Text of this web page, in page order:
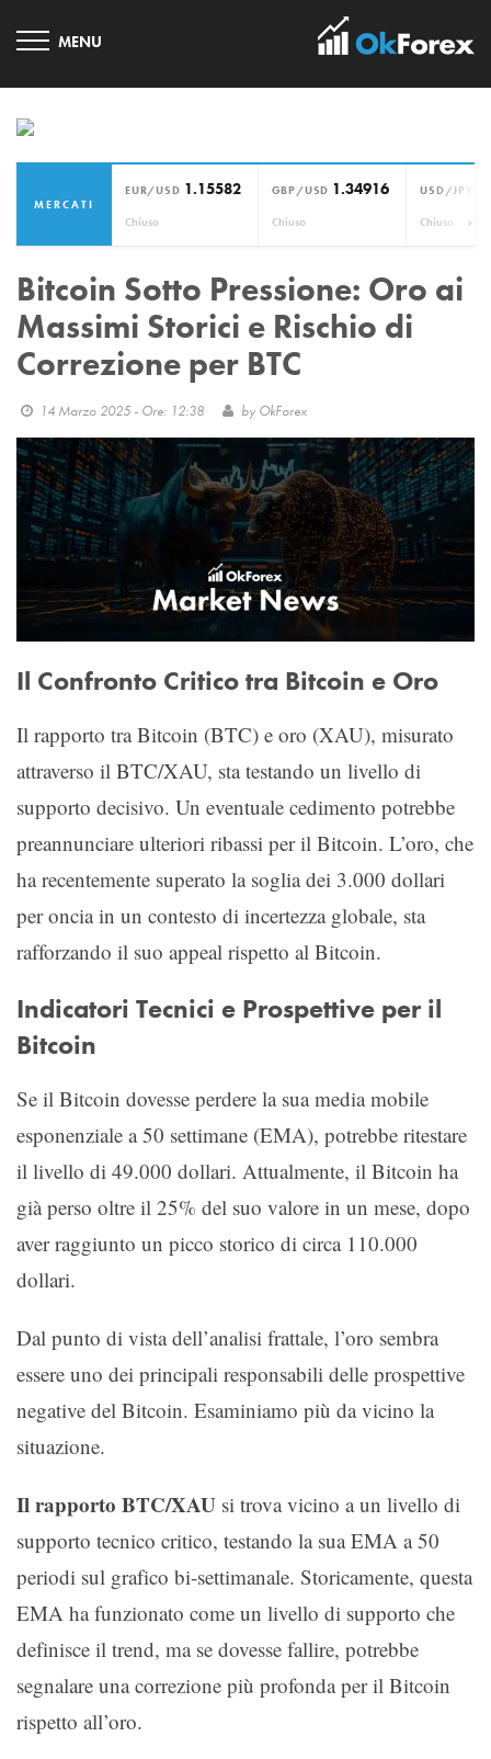
MERCATI
EUR/USD 1.15582
Chiuso
GBP/USD 1.34916
Chiuso
USD/JPY
Chiuso ›
Bitcoin Sotto Pressione: Oro ai
Massimi Storici e Rischio di
Correzione per BTC
14 Marzo 2025 - Ore: 12:38 by OkForex
Il Confronto Critico tra Bitcoin e Oro
Il rapporto tra Bitcoin (BTC) e oro (XAU), misurato
attraverso il BTC/XAU, sta testando un livello di
supporto decisivo. Un eventuale cedimento potrebbe
preannunciare ulteriori ribassi per il Bitcoin. L’oro, che
ha recentemente superato la soglia dei 3.000 dollari
per oncia in un contesto di incertezza globale, sta
rafforzando il suo appeal rispetto al Bitcoin.
Indicatori Tecnici e Prospettive per il
Bitcoin
Se il Bitcoin dovesse perdere la sua media mobile
esponenziale a 50 settimane (EMA), potrebbe ritestare
il livello di 49.000 dollari. Attualmente, il Bitcoin ha
già perso oltre il 25% del suo valore in un mese, dopo
aver raggiunto un picco storico di circa 110.000
dollari.
Dal punto di vista dell’analisi frattale, l’oro sembra
essere uno dei principali responsabili delle prospettive
negative del Bitcoin. Esaminiamo più da vicino la
situazione.
Il rapporto BTC/XAU si trova vicino a un livello di
supporto tecnico critico, testando la sua EMA a 50
periodi sul grafico bi-settimanale. Storicamente, questa
EMA ha funzionato come un livello di supporto che
definisce il trend, ma se dovesse fallire, potrebbe
segnalare una correzione più profonda per il Bitcoin
rispetto all’oro.